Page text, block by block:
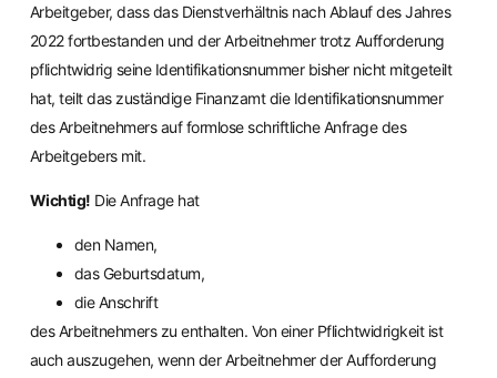
Arbeitgeber, dass das Dienstverhältnis nach Ablauf des Jahres
2022 fortbestanden und der Arbeitnehmer trotz Aufforderung
pflichtwidrig seine Identifikationsnummer bisher nicht mitgeteilt
hat, teilt das zuständige Finanzamt die Identifikationsnummer
des Arbeitnehmers auf formlose schriftliche Anfrage des
Arbeitgebers mit.
Wichtig! Die Anfrage hat
den Namen,
das Geburtsdatum,
die Anschrift
des Arbeitnehmers zu enthalten. Von einer Pflichtwidrigkeit ist
auch auszugehen, wenn der Arbeitnehmer der Aufforderung